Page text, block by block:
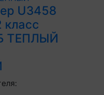
U3458
класс
ТЕПЛЫЙ